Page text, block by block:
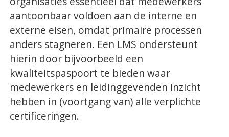
aantoonbaar voldoen aan de interne en
externe eisen, omdat primaire processen
anders stagneren. Een LMS ondersteunt
hierin door bijvoorbeeld een
kwaliteitspaspoort te bieden waar
medewerkers en leidinggevenden inzicht
hebben in (voortgang van) alle verplichte
certificeringen.